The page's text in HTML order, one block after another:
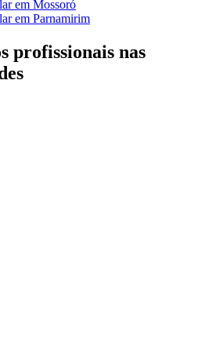
em Mossoró
em Parnamirim
profissionais nas